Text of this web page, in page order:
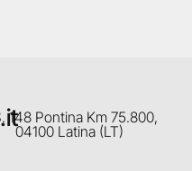
148 Pontina Km 75.800,
04100 Latina (LT)